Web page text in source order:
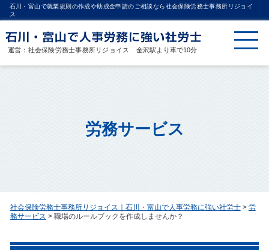
石川・富山で就業規則の作成や助成金申請のご相談なら社会保険労務士事務所リジョイ
ス
運営：社会保険労務士事務所リジョイス 金沢駅より車で10分
労務サービス
社会保険労務士事務所リジョイス｜石川・富山で人事労務に強い社労士> 労
務サービス > 職場のルールブックを作成しませんか？